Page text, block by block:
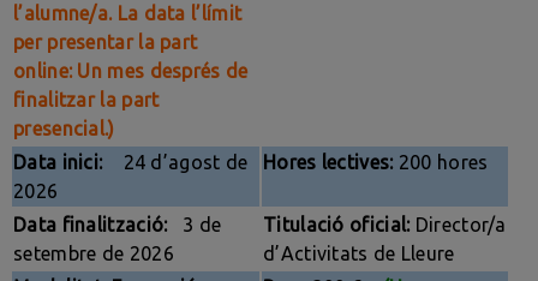
l’alumne/a. La data l’límit
per presentar la part
online: Un mes després de
finalitzar la part
presencial.)
Data inici: 24 d’agost de
2026
Hores lectives: 200 hores
Data finalització: 3 de
setembre de 2026
Titulació oficial: Director/a
d’Activitats de Lleure